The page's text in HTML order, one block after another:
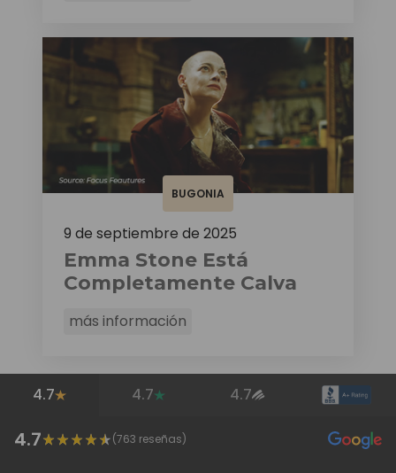
BUGONIA
9 de septiembre de 2025
Emma Stone Está
Completamente Calva
más información
4.7 4.7 4.7
4.7 (763 reseñas)